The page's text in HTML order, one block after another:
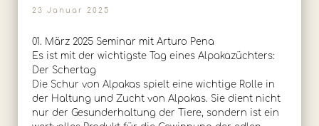
23 Januar 2025
01. März 2025 Seminar mit Arturo Pena
Es ist mit der wichtigste Tag eines Alpakazüchters:
Der Schertag
Die Schur von Alpakas spielt eine wichtige Rolle in
der Haltung und Zucht von Alpakas. Sie dient nicht
nur der Gesunderhaltung der Tiere, sondern ist ein